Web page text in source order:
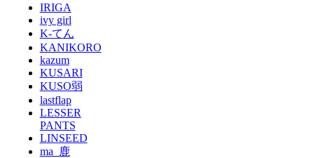
IRIGA
ivy girl
K-てん
KANIKORO
kazum
KUSARI
KUSO弱
lastflap
LESSER
PANTS
LINSEED
ma_鹿